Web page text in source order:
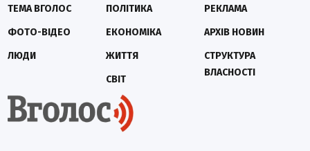
ТЕМА ВГОЛОС
ФОТО-ВІДЕО
ЛЮДИ
ПОЛІТИКА
ЕКОНОМІКА
ЖИТТЯ
СВІТ
РЕКЛАМА
АРХІВ НОВИН
СТРУКТУРА
ВЛАСНОСТІ